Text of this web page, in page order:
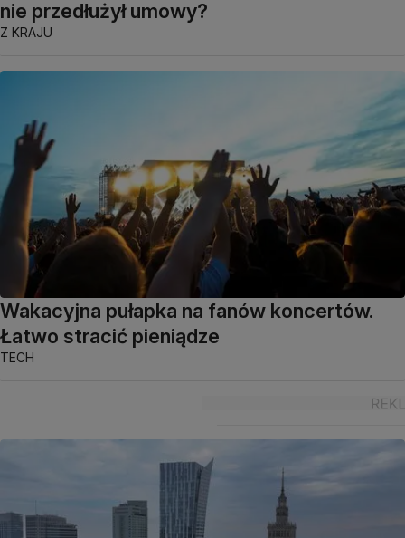
nie przedłużył umowy?
Z KRAJU
Wakacyjna pułapka na fanów koncertów.
Łatwo stracić pieniądze
TECH